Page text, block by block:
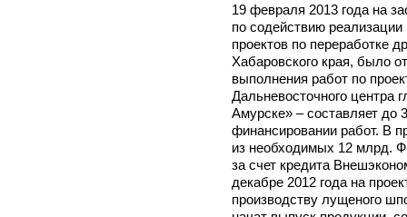
19 февраля 2013 года на
по содействию
проектов по переработке
Хабаровского края, было
выполнения работ по
Дальневосточного центра
Амурске» – составляет до
финансировании работ. В
из необходимых 12 млрд.
за счет кредита
декабре 2012 года на
производству лущеного